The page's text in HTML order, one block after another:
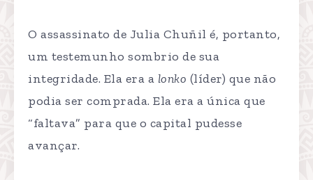
O assassinato de Julia Chuñil é, portanto,
um testemunho sombrio de sua
integridade. Ela era a lonko (líder) que não
podia ser comprada. Ela era a única que
“faltava” para que o capital pudesse
avançar.